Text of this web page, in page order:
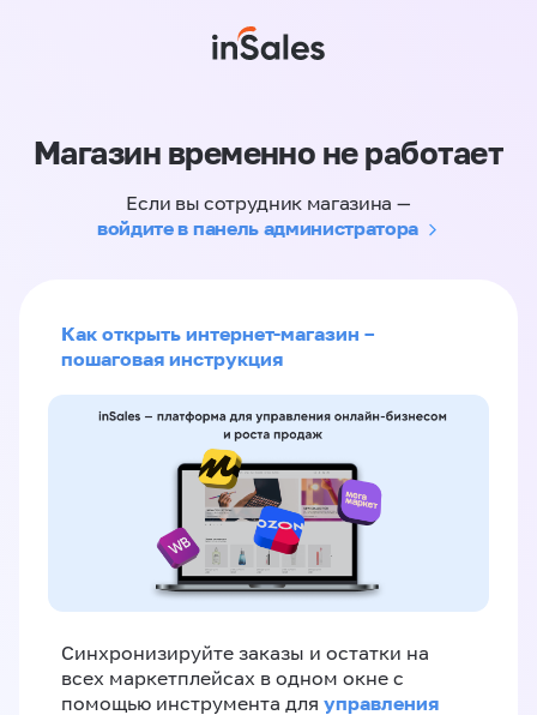
Магазин временно не работает
Если вы сотрудник магазина —
войдите в панель администратора
Как открыть интернет-магазин –
пошаговая инструкция
Синхронизируйте заказы и остатки на
всех маркетплейсах в одном окне с
помощью инструмента для управления